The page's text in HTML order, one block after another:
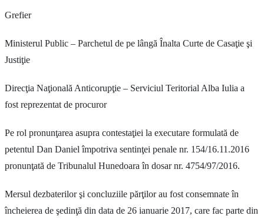
Grefier
Ministerul Public – Parchetul de pe lângă Înalta Curte de Casaţie şi
Justiţie
Direcţia Naţională Anticorupţie – Serviciul Teritorial Alba Iulia a
fost reprezentat de procuror
Pe rol pronunţarea asupra contestaţiei la executare formulată de
petentul Dan Daniel împotriva sentinţei penale nr. 154/16.11.2016
pronunţată de Tribunalul Hunedoara în dosar nr. 4754/97/2016.
Mersul dezbaterilor şi concluziile părţilor au fost consemnate în
încheierea de şedinţă din data de 26 ianuarie 2017, care fac parte din